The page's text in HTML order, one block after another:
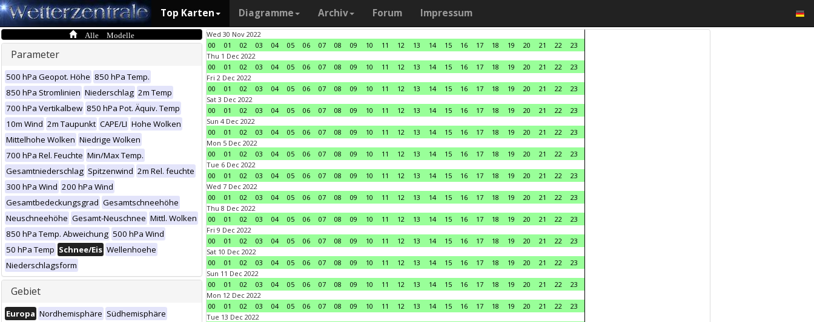
Top Karten Diagramme Archiv Forum Impressum
Alle Modelle
Parameter
500 hPa Geopot. Höhe 850 hPa Temp.
850 hPa Stromlinien Niederschlag 2m Temp
700 hPa Vertikalbew 850 hPa Pot. Äquiv. Temp
10m Wind 2m Taupunkt CAPE/LI Hohe Wolken
Mittelhohe Wolken Niedrige Wolken
700 hPa Rel. Feuchte Min/Max Temp.
Gesamtniederschlag Spitzenwind 2m Rel. feuchte
300 hPa Wind 200 hPa Wind
Gesamtbedeckungsgrad Gesamtschneehöhe
Neuschneehöhe Gesamt-Neuschnee Mittl. Wolken
850 hPa Temp. Abweichung 500 hPa Wind
50 hPa Temp Schnee/Eis Wellenhoehe
Niederschlagsform
Gebiet
Europa Nordhemisphäre Südhemisphäre
Wed 30 Nov 2022
00
01 02 03 04 05 06 07 08 09 10 11 12 13 14 15 16 17 18 19 20 21 22
23
Thu 1 Dec 2022
00
01 02 03 04 05 06 07 08 09 10 11 12 13 14 15 16 17 18 19 20 21 22
23
Fri 2 Dec 2022
00
01 02 03 04 05 06 07 08 09 10 11 12 13 14 15 16 17 18 19 20 21 22
23
Sat 3 Dec 2022
00
01 02 03 04 05 06 07 08 09 10 11 12 13 14 15 16 17 18 19 20 21 22
23
Sun 4 Dec 2022
00
01 02 03 04 05 06 07 08 09 10 11 12 13 14 15 16 17 18 19 20 21 22
23
Mon 5 Dec 2022
00
01 02 03 04 05 06 07 08 09 10 11 12 13 14 15 16 17 18 19 20 21 22
23
Tue 6 Dec 2022
00
01 02 03 04 05 06 07 08 09 10 11 12 13 14 15 16 17 18 19 20 21 22
23
Wed 7 Dec 2022
00
01 02 03 04 05 06 07 08 09 10 11 12 13 14 15 16 17 18 19 20 21 22
23
Thu 8 Dec 2022
00
01 02 03 04 05 06 07 08 09 10 11 12 13 14 15 16 17 18 19 20 21 22
23
Fri 9 Dec 2022
00
01 02 03 04 05 06 07 08 09 10 11 12 13 14 15 16 17 18 19 20 21 22
23
Sat 10 Dec 2022
00
01 02 03 04 05 06 07 08 09 10 11 12 13 14 15 16 17 18 19 20 21 22
23
Sun 11 Dec 2022
00
01 02 03 04 05 06 07 08 09 10 11 12 13 14 15 16 17 18 19 20 21 22
23
Mon 12 Dec 2022
00
01 02 03 04 05 06 07 08 09 10 11 12 13 14 15 16 17 18 19 20 21 22
23
Tue 13 Dec 2022